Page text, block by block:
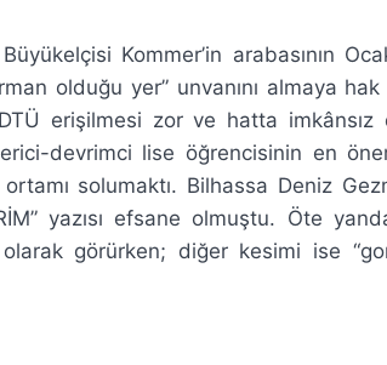
Kommer’in arabasının
olduğu yer” unvanını almaya hak
erişilmesi zor ve hatta
devrimci lise öğrencisinin en
solumaktı. Bilhassa Deniz
yazısı efsane olmuştu. Öte
olarak görürken; diğer kesimi ise